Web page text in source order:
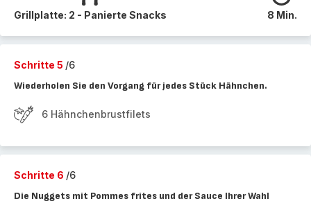
Grillplatte: 2 - Panierte Snacks 8 Min.
Schritte 5 /6
Wiederholen Sie den Vorgang für jedes Stück Hähnchen.
6 Hähnchenbrustfilets
Schritte 6 /6
Die Nuggets mit Pommes frites und der Sauce Ihrer Wahl